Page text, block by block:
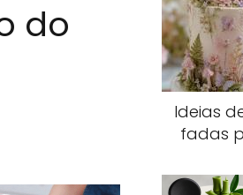
do
Ideias
fadas